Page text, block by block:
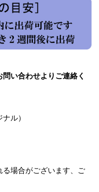
い合わせよりご連絡く
ル）
場合がございます、ご